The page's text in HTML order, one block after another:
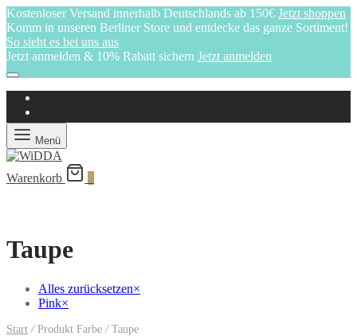
Kostenloser Versand innerhalb Deutschlands ab 150€ Jetzt shoppen
Komm in unseren Berliner Store und entdecke das ganze Sortiment!
So sieht es bei uns aus
Jetzt anmelden & 10% Rabatt sichern Jetzt anmelden
Menü
Warenkorb
Taupe
Alles zurücksetzen×
Pink×
Start /Produkt Farbe /Taupe